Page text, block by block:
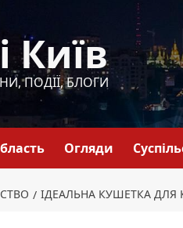
Київ
ПОДІЇ, БЛОГИ
Огляди
ІДЕАЛЬНА КУШЕТКА